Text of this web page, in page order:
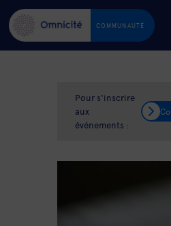
COMMUNAUTÉ
Pour s'inscrire
aux
événements :